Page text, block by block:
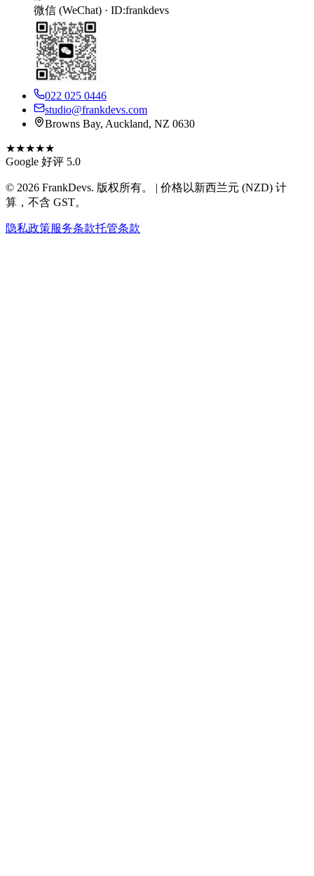
微信 (WeChat) · ID:frankdevs
022 025 0446
studio@frankdevs.com
Browns Bay, Auckland, NZ 0630
★★★★★
Google 好评 5.0
© 2026 FrankDevs. 版权所有。 | 价格以新西兰元 (NZD) 计
算，不含 GST。
隐私政策服务条款托管条款